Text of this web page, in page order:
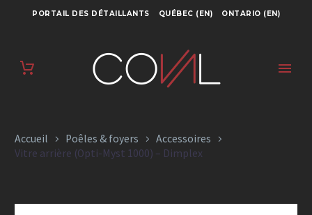
PORTAIL DES DÉTAILLANTS QUÉBEC (EN) ONTARIO (EN)
VITRE ARRIÈRE
(OPTI-MYST 1000) –
Accueil Poêles & foyers
Accessoires
Vitre arrière (Opti-Myst 1000) – Dimplex